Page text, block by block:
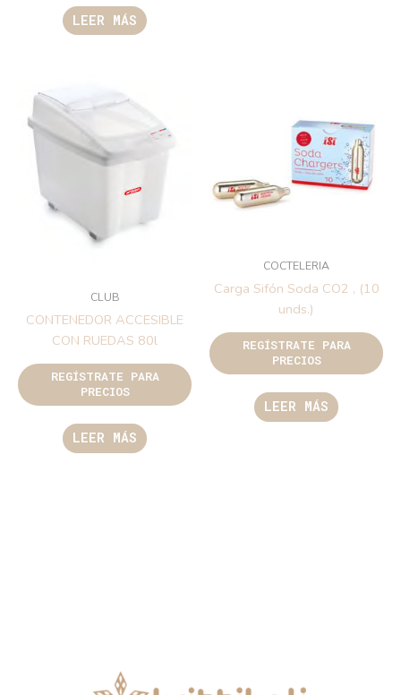
LEER MÁS
CLUB
CONTENEDOR ACCESIBLE
CON RUEDAS 80l
REGÍSTRATE PARA
PRECIOS
LEER MÁS
COCTELERIA
Carga Sifón Soda CO2 , (10
unds.)
REGÍSTRATE PARA
PRECIOS
LEER MÁS